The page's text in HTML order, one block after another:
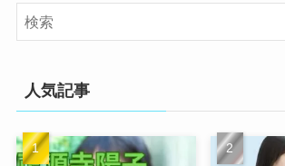
人気記事